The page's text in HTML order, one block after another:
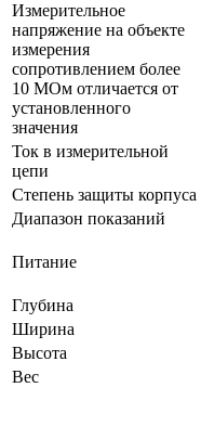
Измерительное
напряжение на объекте
измерения
сопротивлением более
10 МОм отличается от
установленного
значения
Ток в измерительной
цепи
Степень защиты корпуса
Диапазон показаний
Питание
Глубина
Ширина
Высота
Вес